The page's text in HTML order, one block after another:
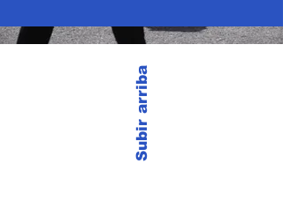
Subir arriba